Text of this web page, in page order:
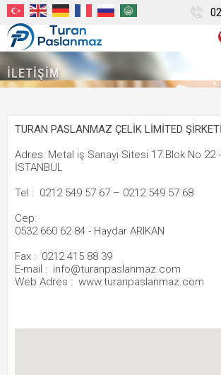
İLETİŞİM
TURAN PASLANMAZ ÇELİK LİMİTED ŞİRKETİ
Adres: Metal iş Sanayi Sitesi 17.Blok No
İSTANBUL
Tel : 0212 549 57 67 – 0212 549 57 68
Cep:
0532 660 62 84 - Haydar ARIKAN
Fax : 0212 415 88 39
E-mail : info@turanpaslanmaz.com
Web Adres : www.turanpaslanmaz.com